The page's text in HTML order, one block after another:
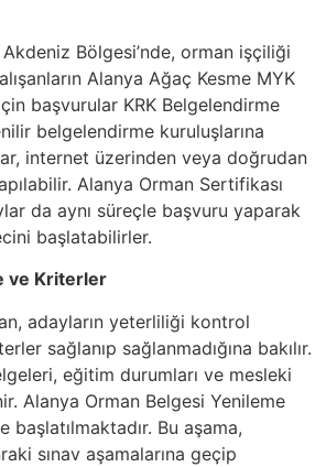
Bölgesi’nde, orman işçiliği
Alanya Ağaç Kesme MYK
başvurular KRK Belgelendirme
belgelendirme kuruluşlarına
internet üzerinden veya doğrudan
Alanya Orman Sertifikası
da aynı süreçle başvuru yaparak
başlatabilirler.
ve Kriterler
adayların yeterliliği kontrol
sağlanıp sağlanmadığına bakılır.
eğitim durumları ve mesleki
Alanya Orman Belgesi Yenileme
başlatılmaktadır. Bu aşama,
sınav aşamalarına geçip